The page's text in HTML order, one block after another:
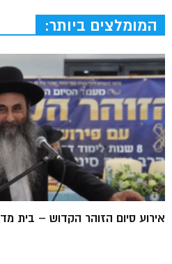
המומלצים ביותר:
אירוע סיום הזוהר הקדוש – בית